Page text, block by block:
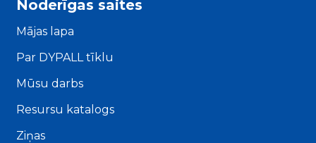
Noderīgas saites
Mājas lapa
Par DYPALL tīklu
Mūsu darbs
Resursu katalogs
Ziņas